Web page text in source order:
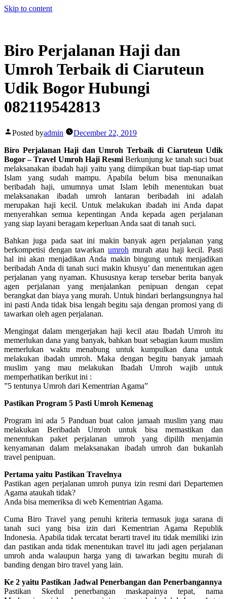
Skip to content
Biro Perjalanan Haji dan
Umroh Terbaik di Ciaruteun
Udik Bogor Hubungi
082119542813
Posted byadmin
December 22, 2019
Biro Perjalanan Haji dan Umroh Terbaik di Ciaruteun Udik
Bogor – Travel Umroh Haji ResmiBerkunjung ke tanah suci buat
melaksanakan ibadah haji yaitu yang diimpikan buat tiap-tiap umat
Islam yang sudah mampu. Apabila belum bisa menunaikan
beribadah haji, umumnya umat Islam lebih menentukan buat
melaksanakan ibadah umroh lantaran beribadah ini adalah
merupakan haji kecil. Untuk melakukan ibadah ini Anda dapat
menyerahkan semua kepentingan Anda kepada agen perjalanan
yang siap layani beragam keperluan Anda saat di tanah suci.
Bahkan juga pada saat ini makin banyak agen perjalanan yang
berkompetisi dengan tawarkan umroh murah atau haji kecil. Pasti
hal ini akan menjadikan Anda makin bingung untuk menjadikan
beribadah Anda di tanah suci makin khusyu’ dan menentukan agen
perjalanan yang nyaman. Khususnya kerap tersebar berita banyak
agen perjalanan yang menjalankan penipuan dengan cepat
berangkat dan biaya yang murah. Untuk hindari berlangsungnya hal
ini pasti Anda tidak bisa lengah begitu saja dengan promosi yang di
tawarkan oleh agen perjalanan.
Mengingat dalam mengerjakan haji kecil atau Ibadah Umroh itu
memerlukan dana yang banyak, bahkan buat sebagian kaum muslim
memerlukan waktu menabung untuk kumpulkan dana untuk
melakukan ibadah umroh. Maka dengan begitu banyak jamaah
muslim yang mau melakukan Ibadah Umroh wajib untuk
memperhatikan berikut ini :
”5 tentunya Umroh dari Kementrian Agama”
Pastikan Program 5 Pasti Umroh Kemenag
Program ini ada 5 Panduan buat calon jamaah muslim yang mau
melakukan Beribadah Umroh untuk bisa memastikan dan
menentukan paket perjalanan umroh yang dipilih menjamin
kenyamanan dalam melaksanakan ibadah umroh dan bukanlah
travel penipuan.
Pertama yaitu Pastikan Travelnya
Pastikan agen perjalanan umroh punya izin resmi dari Departemen
Agama ataukah tidak?
Anda bisa memeriksa di web Kementrian Agama.
Cuma Biro Travel yang penuhi kriteria termasuk juga sarana di
tanah suci yang bisa izin dari Kementrian Agama Republik
Indonesia. Apabila tidak tercatat berarti travel itu tidak memiliki izin
dan pastikan anda tidak menentukan travel itu jadi agen perjalanan
umroh anda walaupun harga yang di tawarkan begitu murah di
banding dengan biro travel yang lain.
Ke 2 yaitu Pastikan Jadwal Penerbangan dan Penerbangannya
Pastikan Skedul penerbangan maskapainya tepat, nama